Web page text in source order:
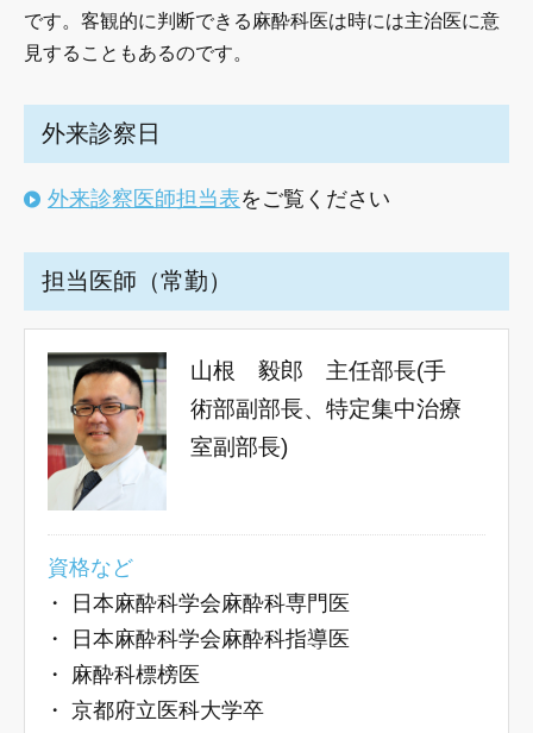
です。客観的に判断できる麻酔科医は時には主治医に意
見することもあるのです。
外来診察日
外来診察医師担当表をご覧ください
担当医師（常勤）
山根 毅郎 主任部長(手
術部副部長、特定集中治療
室副部長)
資格など
・
日本麻酔科学会麻酔科専門医
・
日本麻酔科学会麻酔科指導医
・
麻酔科標榜医
・ 京都府立医科大学卒